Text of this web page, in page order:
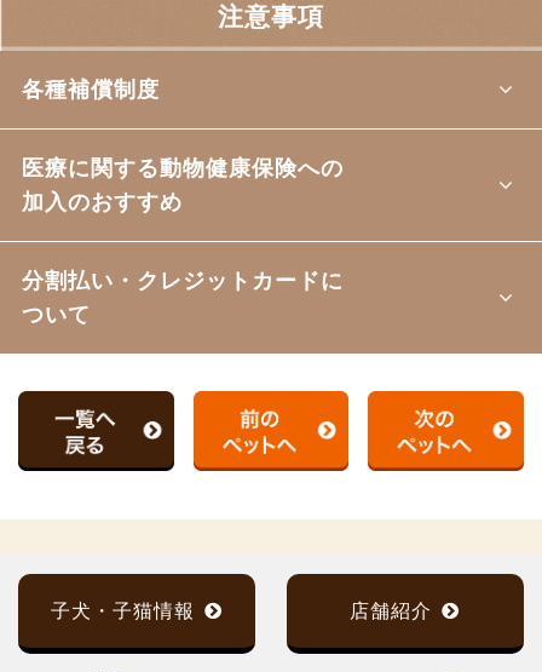
注意事項
各種補償制度
医療に関する動物健康保険への
加入のおすすめ
分割払い・クレジットカードに
ついて
子犬・子猫情報 店舗紹介